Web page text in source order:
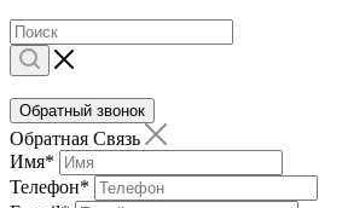
Обратный звонок
Обратная Связь
Имя*
Телефон*